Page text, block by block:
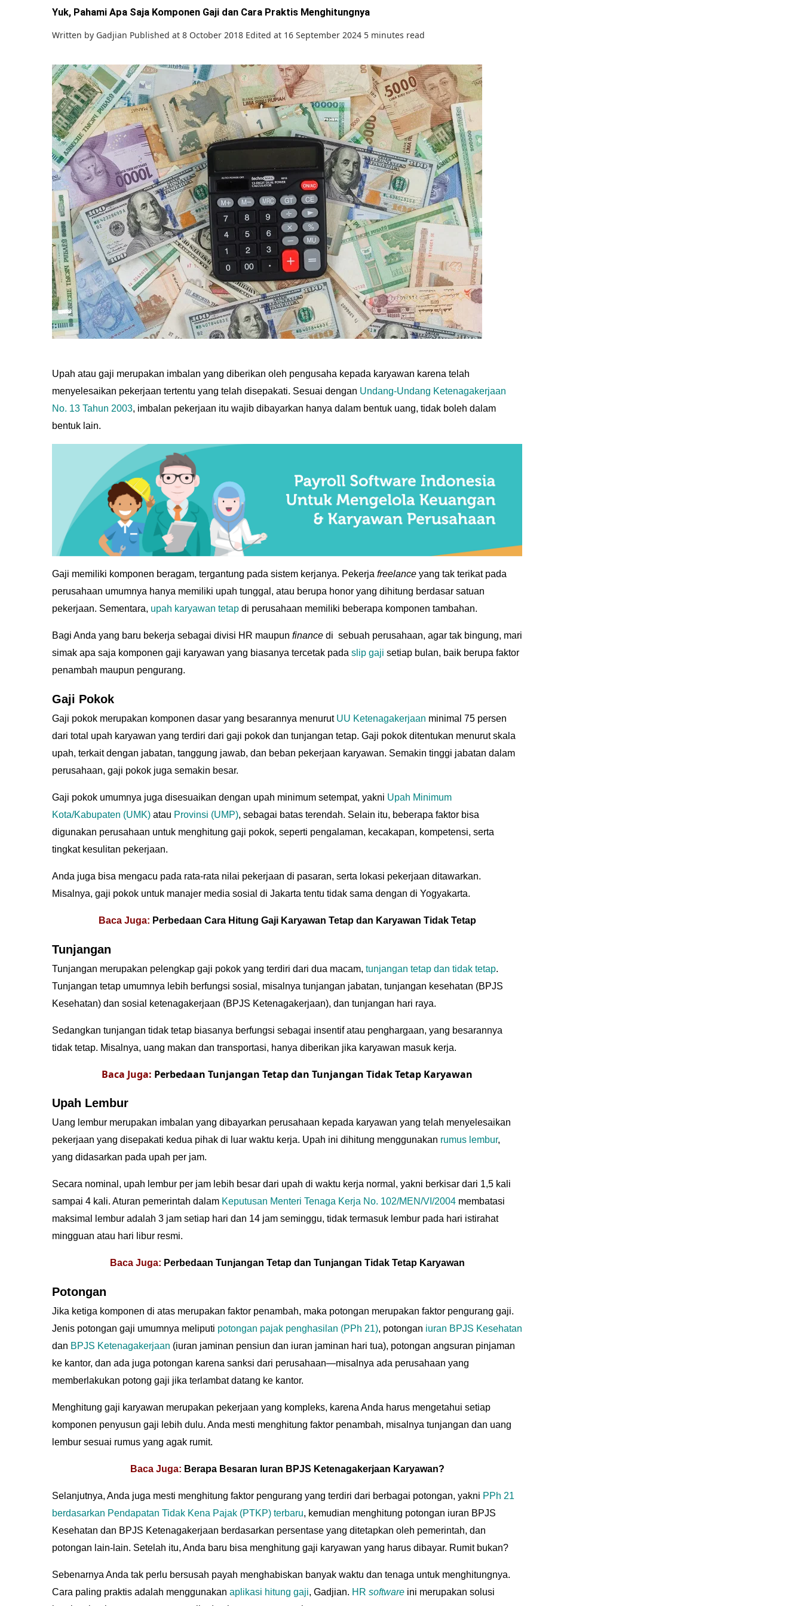
Yuk, Pahami Apa Saja Komponen Gaji dan Cara Praktis Menghitungnya
Written by Gadjian Published at 8 October 2018 Edited at 16 September 2024 5 minutes read
Upah atau gaji merupakan imbalan yang diberikan oleh pengusaha kepada karyawan karena telah
menyelesaikan pekerjaan tertentu yang telah disepakati. Sesuai dengan Undang-Undang Ketenagakerjaan
No. 13 Tahun 2003, imbalan pekerjaan itu wajib dibayarkan hanya dalam bentuk uang, tidak boleh dalam
bentuk lain.
Gaji memiliki komponen beragam, tergantung pada sistem kerjanya. Pekerja freelance yang tak terikat pada
perusahaan umumnya hanya memiliki upah tunggal, atau berupa honor yang dihitung berdasar satuan
pekerjaan. Sementara, upah karyawan tetap di perusahaan memiliki beberapa komponen tambahan.
Bagi Anda yang baru bekerja sebagai divisi HR maupun finance di sebuah perusahaan, agar tak bingung, mari
simak apa saja komponen gaji karyawan yang biasanya tercetak pada slip gaji setiap bulan, baik berupa faktor
penambah maupun pengurang.
Gaji Pokok
Gaji pokok merupakan komponen dasar yang besarannya menurut UU Ketenagakerjaan minimal 75 persen
dari total upah karyawan yang terdiri dari gaji pokok dan tunjangan tetap. Gaji pokok ditentukan menurut skala
upah, terkait dengan jabatan, tanggung jawab, dan beban pekerjaan karyawan. Semakin tinggi jabatan dalam
perusahaan, gaji pokok juga semakin besar.
Gaji pokok umumnya juga disesuaikan dengan upah minimum setempat, yakni Upah Minimum
Kota/Kabupaten (UMK) atau Provinsi (UMP), sebagai batas terendah. Selain itu, beberapa faktor bisa
digunakan perusahaan untuk menghitung gaji pokok, seperti pengalaman, kecakapan, kompetensi, serta
tingkat kesulitan pekerjaan.
Anda juga bisa mengacu pada rata-rata nilai pekerjaan di pasaran, serta lokasi pekerjaan ditawarkan.
Misalnya, gaji pokok untuk manajer media sosial di Jakarta tentu tidak sama dengan di Yogyakarta.
Baca Juga: Perbedaan Cara Hitung Gaji Karyawan Tetap dan Karyawan Tidak Tetap
Tunjangan
Tunjangan merupakan pelengkap gaji pokok yang terdiri dari dua macam, tunjangan tetap dan tidak tetap.
Tunjangan tetap umumnya lebih berfungsi sosial, misalnya tunjangan jabatan, tunjangan kesehatan (BPJS
Kesehatan) dan sosial ketenagakerjaan (BPJS Ketenagakerjaan), dan tunjangan hari raya.
Sedangkan tunjangan tidak tetap biasanya berfungsi sebagai insentif atau penghargaan, yang besarannya
tidak tetap. Misalnya, uang makan dan transportasi, hanya diberikan jika karyawan masuk kerja.
Baca Juga: Perbedaan Tunjangan Tetap dan Tunjangan Tidak Tetap Karyawan
Upah Lembur
Uang lembur merupakan imbalan yang dibayarkan perusahaan kepada karyawan yang telah menyelesaikan
pekerjaan yang disepakati kedua pihak di luar waktu kerja. Upah ini dihitung menggunakan rumus lembur,
yang didasarkan pada upah per jam.
Secara nominal, upah lembur per jam lebih besar dari upah di waktu kerja normal, yakni berkisar dari 1,5 kali
sampai 4 kali. Aturan pemerintah dalam Keputusan Menteri Tenaga Kerja No. 102/MEN/VI/2004 membatasi
maksimal lembur adalah 3 jam setiap hari dan 14 jam seminggu, tidak termasuk lembur pada hari istirahat
mingguan atau hari libur resmi.
Baca Juga: Perbedaan Tunjangan Tetap dan Tunjangan Tidak Tetap Karyawan
Potongan
Jika ketiga komponen di atas merupakan faktor penambah, maka potongan merupakan faktor pengurang gaji.
Jenis potongan gaji umumnya meliputi potongan pajak penghasilan (PPh 21), potongan iuran BPJS Kesehatan
dan BPJS Ketenagakerjaan (iuran jaminan pensiun dan iuran jaminan hari tua), potongan angsuran pinjaman
ke kantor, dan ada juga potongan karena sanksi dari perusahaan—misalnya ada perusahaan yang
memberlakukan potong gaji jika terlambat datang ke kantor.
Menghitung gaji karyawan merupakan pekerjaan yang kompleks, karena Anda harus mengetahui setiap
komponen penyusun gaji lebih dulu. Anda mesti menghitung faktor penambah, misalnya tunjangan dan uang
lembur sesuai rumus yang agak rumit.
Baca Juga: Berapa Besaran Iuran BPJS Ketenagakerjaan Karyawan?
Selanjutnya, Anda juga mesti menghitung faktor pengurang yang terdiri dari berbagai potongan, yakni PPh 21
berdasarkan Pendapatan Tidak Kena Pajak (PTKP) terbaru, kemudian menghitung potongan iuran BPJS
Kesehatan dan BPJS Ketenagakerjaan berdasarkan persentase yang ditetapkan oleh pemerintah, dan
potongan lain-lain. Setelah itu, Anda baru bisa menghitung gaji karyawan yang harus dibayar. Rumit bukan?
Sebenarnya Anda tak perlu bersusah payah menghabiskan banyak waktu dan tenaga untuk menghitungnya.
Cara paling praktis adalah menggunakan aplikasi hitung gaji, Gadjian. HR software ini merupakan solusi